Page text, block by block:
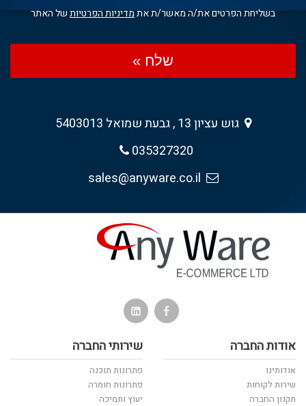
בשליחת הפרטים את/ה מאשר/ת אתמדיניות הפרטיותשל האתר
שלח »
גוש עציון 13 , גבעת שמואל 5403013
035327320
אודות החברה
אודותינו
שירות לקוחות
תקנון החברה
שירותי החברה
פתרונות תוכנה
פתרונות חומרה
יעוץ ותמיכה